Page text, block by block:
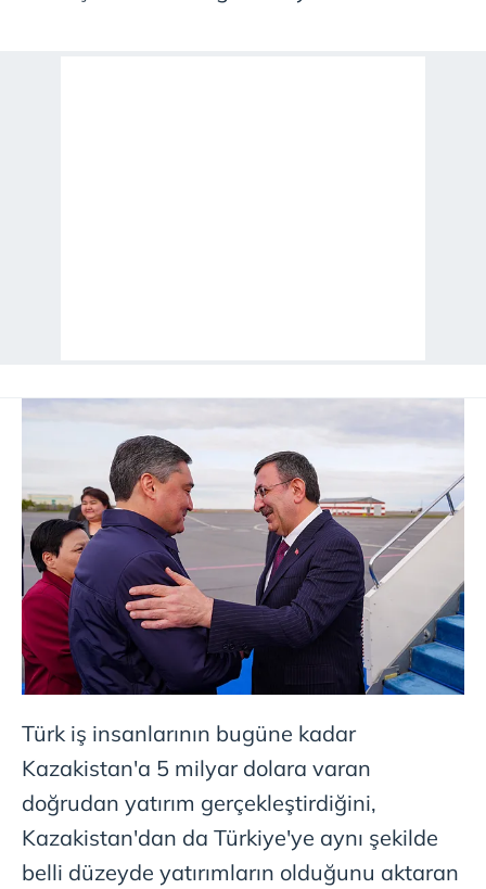
Türk iş insanlarının bugüne kadar
Kazakistan'a 5 milyar dolara varan
doğrudan yatırım gerçekleştirdiğini,
Kazakistan'dan da Türkiye'ye aynı şekilde
belli düzeyde yatırımların olduğunu aktaran